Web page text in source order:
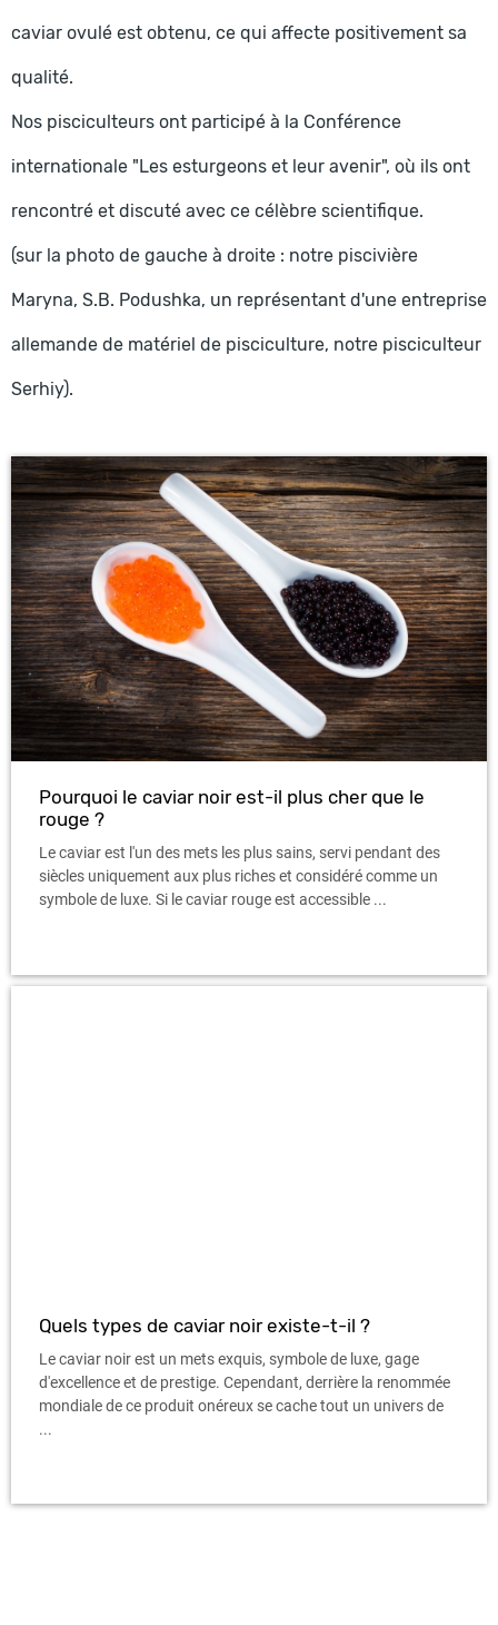
caviar ovulé est obtenu, ce qui affecte positivement sa
qualité.
Nos pisciculteurs ont participé à la Conférence
internationale "Les esturgeons et leur avenir", où ils ont
rencontré et discuté avec ce célèbre scientifique.
(sur la photo de gauche à droite : notre piscivière
Maryna, S.B. Podushka, un représentant d'une entreprise
allemande de matériel de pisciculture, notre pisciculteur
Serhiy).
Pourquoi le caviar noir est-il plus cher que le
rouge ?
Le caviar est l'un des mets les plus sains, servi pendant des
siècles uniquement aux plus riches et considéré comme un
symbole de luxe. Si le caviar rouge est accessible ...
Quels types de caviar noir existe-t-il ?
Le caviar noir est un mets exquis, symbole de luxe, gage
d'excellence et de prestige. Cependant, derrière la renommée
mondiale de ce produit onéreux se cache tout un univers de
...